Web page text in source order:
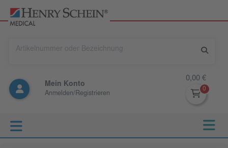
Mein Konto
Anmelden/Registrieren
0,00 €